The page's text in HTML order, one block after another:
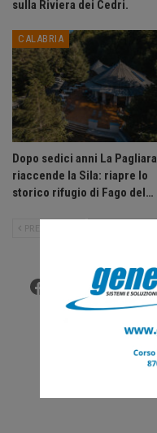
sulla Riviera dei Cedri.
CALABRIA
Dopo sedici anni La Pagliara
riaccende la Sila: riapre lo
storico rifugio di Fago del…
PRECEDENTE
Facebook
Twitter